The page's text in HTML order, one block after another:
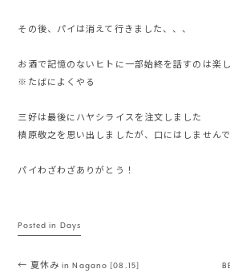
その後、パイは消えて行きました、、、
お酒で記憶のないヒトに一部始終を話すのは楽
※たばによくやる
三好は最後にハヤシライスを注文しました
槙原敬之を思い出しましたが、口にはしません
パイわざわざありがとう！
Posted in Days
Post navigation
← 夏休み in Nagano [08.15]